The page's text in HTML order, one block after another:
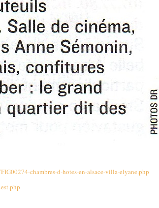
chambres-d-hotes-en-alsace-villa-elyane.php